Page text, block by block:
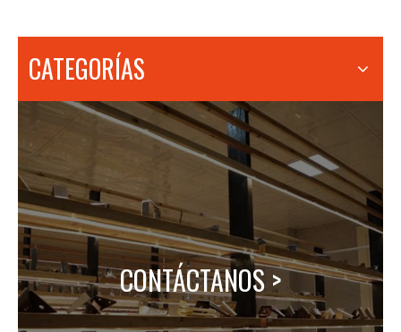
CATEGORÍAS
CONTÁCTANOS >